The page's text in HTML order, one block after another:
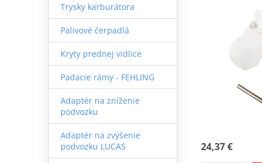
Trysky karburátora
Palivové čerpadlá
Kryty prednej vidlice
Padacie rámy - FEHLING
Adaptér na zníženie
podvozku
Adaptér na zvýšenie
podvozku LUCAS
24,37 €